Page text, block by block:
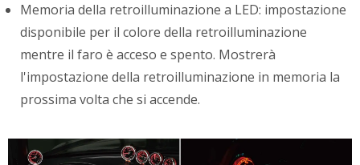
Memoria della retroilluminazione a LED: impostazione
disponibile per il colore della retroilluminazione
mentre il faro è acceso e spento. Mostrerà
l'impostazione della retroilluminazione in memoria la
prossima volta che si accende.